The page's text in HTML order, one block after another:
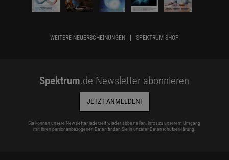
WEITERE NEUERSCHEINUNGEN SPEKTRUM SHOP
Spektrum.de-Newsletter abonnieren
JETZT ANMELDEN!
Sie können unsere Newsletter jederzeit wieder abbestellen. Infos zu unserem Umgang
mit Ihren personenbezogenen Daten finden Sie in unserer Datenschutzerklärung.